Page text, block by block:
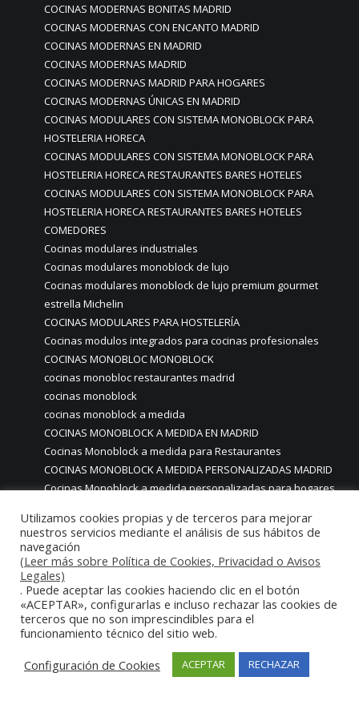
COCINAS MODERNAS BONITAS MADRID
COCINAS MODERNAS CON ENCANTO MADRID
COCINAS MODERNAS EN MADRID
COCINAS MODERNAS MADRID
COCINAS MODERNAS MADRID PARA HOGARES
COCINAS MODERNAS ÚNICAS EN MADRID
COCINAS MODULARES CON SISTEMA MONOBLOCK PARA
HOSTELERIA HORECA
COCINAS MODULARES CON SISTEMA MONOBLOCK PARA
HOSTELERIA HORECA RESTAURANTES BARES HOTELES
COCINAS MODULARES CON SISTEMA MONOBLOCK PARA
HOSTELERIA HORECA RESTAURANTES BARES HOTELES
COMEDORES
Cocinas modulares industriales
Cocinas modulares monoblock de lujo
Cocinas modulares monoblock de lujo premium gourmet
estrella Michelin
COCINAS MODULARES PARA HOSTELERÍA
Cocinas modulos integrados para cocinas profesionales
COCINAS MONOBLOC MONOBLOCK
cocinas monobloc restaurantes madrid
cocinas monoblock
cocinas monoblock a medida
COCINAS MONOBLOCK A MEDIDA EN MADRID
Cocinas Monoblock a medida para Restaurantes
COCINAS MONOBLOCK A MEDIDA PERSONALIZADAS MADRID
Cocinas Monoblock a medida personalizadas para hogares
cocinas monoblock con iluminación led
cocinas Monoblock de lujo
COCINAS MONOBLOCK EN MADRID
Cocinas Monoblock hosteleria
COCINAS MONOBLOCK INDUSTRIALES PROFESIONALES CON
MOBILIARIO Y MAQUINARIA EN ACERO INOXIDABLE
COCINAS MONOBLOCK MADRID
Cocinas monoblock monobloc a medida personalizadas
para particulares
Utilizamos cookies propias y de terceros para mejorar
nuestros servicios mediante el análisis de sus hábitos de
navegación
(Leer más sobre Política de Cookies, Privacidad o Avisos
Legales)
. Puede aceptar las cookies haciendo clic en el botón
«ACEPTAR», configurarlas e incluso rechazar las cookies de
terceros que no son imprescindibles para el
funcionamiento técnico del sitio web.
Configuración de Cookies
ACEPTAR RECHAZAR